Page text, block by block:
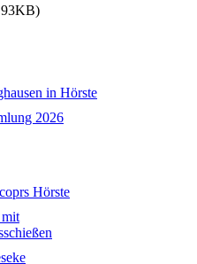
in Hörste
2026
Hörste
mit